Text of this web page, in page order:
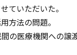
ていただいた。
方法の問題。
の医療機関への